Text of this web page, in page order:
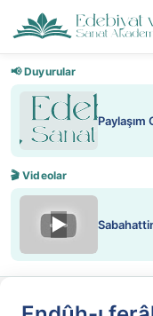
📢 Duyurular
Paylaşım
🎬 Videolar
▶